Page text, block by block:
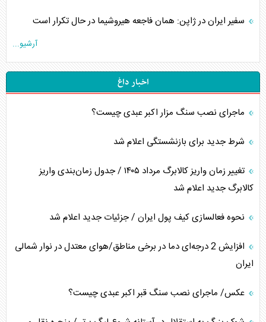
سفیر ایران در ژاپن: همان فاجعه هیروشیما در حال تکرار است
آرشیو...
اخبار داغ
ماجرای نصب سنگ مزار اکبر عبدی چیست؟
شرط جدید برای بازنشستگی اعلام شد
تغییر زمان واریز کالابرگ مرداد ۱۴۰۵ / جدول زمان‌بندی واریز
کالابرگ جدید اعلام شد
نحوه فعالسازی کیف پول ایران / جزئیات جدید اعلام شد
افزایش 2 درجه‌ای دما در برخی مناطق/هوای معتدل در نوار شمالی
ایران
عکس/ ماجرای نصب سنگ قبر اکبر عبدی چیست؟